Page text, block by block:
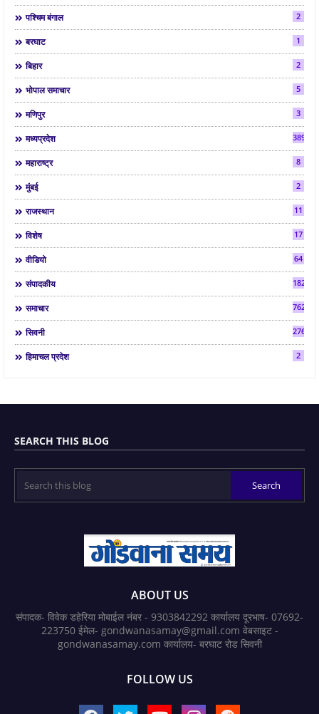
पश्चिम बंगाल 2
बरघाट 1
बिहार 2
भोपाल समाचार 5
मणिपुर 3
मध्यप्रदेश 3892
महाराष्ट्र 8
मुंबई 2
राजस्थान 11
विशेष 17
वीडियो 64
संपादकीय 182
समाचार 7624
सिवनी 2763
हिमाचल प्रदेश 2
SEARCH THIS BLOG
ABOUT US
संपादक- विवेक डहेरिया मोबाईल नंबर - 9303842292 कार्यालय दूरभाष- 07692-
223750 ईमेल- gondwanasamay@gmail.com वेबसाइट -
gondwanasamay.com कार्यालय- बरघाट रोड सिवनी
FOLLOW US